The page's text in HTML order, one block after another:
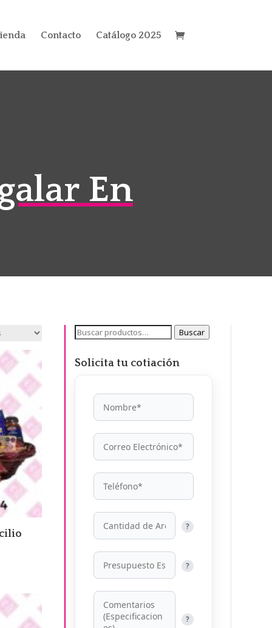
Contacto Catálogo 2025
En
Buscar
Buscar
Solicita tu cotiación
?
?
?